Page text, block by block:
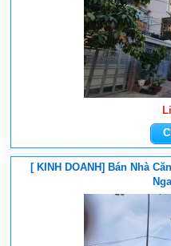
[ KINH DOANH] Bán Nhà